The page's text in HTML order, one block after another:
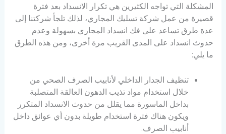
المشكلة التي تواجه الكثيرين هي تكرار الانسداد بعد فترة
قصيرة من عمل شركة تسليك المجاري، لذلك تلجأ شركتنا إلى
عدة طرق تساعد على فك انسداد المجاري بسهولة وعدم
حدوث انسداد على المدى القريب مرة أخرى، ومن هذه الطرق
ما يلي:
تنظيف الجدار الداخلي لأنابيب الصرف الصحي من
خلال استخدام مواد تذيب الدهون العالقة المتصلبة
بداخل الماسورة مما يقلل من حدوث الانسداد المتكرر
ويكون هناك فترة استخدام طويلة بدون أي عوائق داخل
أنابيب الصرف.